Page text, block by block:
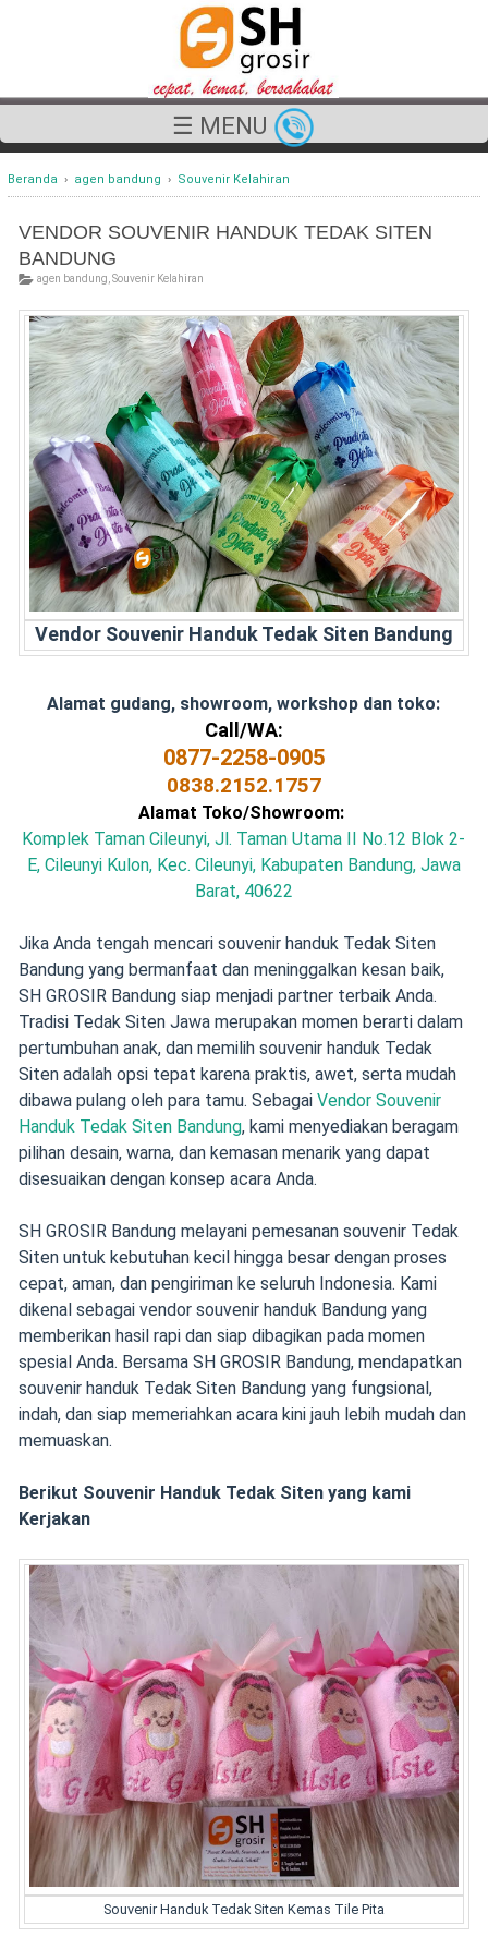
☰ MENU
Beranda › agen bandung › Souvenir Kelahiran
VENDOR SOUVENIR HANDUK TEDAK SITEN
BANDUNG
agen bandung Souvenir Kelahiran
Vendor Souvenir Handuk Tedak Siten Bandung
Alamat gudang, showroom, workshop dan toko:
Call/WA:
0877-2258-0905
0838.2152.1757
Alamat Toko/Showroom:
Komplek Taman Cileunyi, Jl. Taman Utama II No.12 Blok 2-
E, Cileunyi Kulon, Kec. Cileunyi, Kabupaten Bandung, Jawa
Barat, 40622
Jika Anda tengah mencari souvenir handuk Tedak Siten
Bandung yang bermanfaat dan meninggalkan kesan baik,
SH GROSIR Bandung siap menjadi partner terbaik Anda.
Tradisi Tedak Siten Jawa merupakan momen berarti dalam
pertumbuhan anak, dan memilih souvenir handuk Tedak
Siten adalah opsi tepat karena praktis, awet, serta mudah
dibawa pulang oleh para tamu. Sebagai Vendor Souvenir
Handuk Tedak Siten Bandung, kami menyediakan beragam
pilihan desain, warna, dan kemasan menarik yang dapat
disesuaikan dengan konsep acara Anda.
SH GROSIR Bandung melayani pemesanan souvenir Tedak
Siten untuk kebutuhan kecil hingga besar dengan proses
cepat, aman, dan pengiriman ke seluruh Indonesia. Kami
dikenal sebagai vendor souvenir handuk Bandung yang
memberikan hasil rapi dan siap dibagikan pada momen
spesial Anda. Bersama SH GROSIR Bandung, mendapatkan
souvenir handuk Tedak Siten Bandung yang fungsional,
indah, dan siap memeriahkan acara kini jauh lebih mudah dan
memuaskan.
Berikut Souvenir Handuk Tedak Siten yang kami
Kerjakan
Souvenir Handuk Tedak Siten Kemas Tile Pita